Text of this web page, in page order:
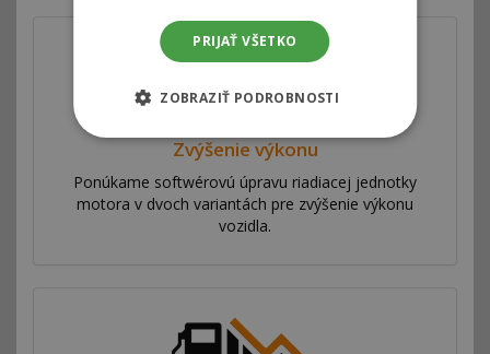
Zvýšenie výkonu
Ponúkame softwérovú úpravu riadiacej jednotky
motora v dvoch variantách pre zvýšenie výkonu
vozidla.
PRIJAŤ VŠETKO
ZOBRAZIŤ PODROBNOSTI